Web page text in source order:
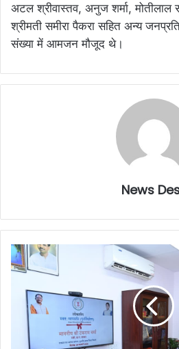
अटल श्रीवास्तव, अनुज शर्मा, मोतीलाल
श्रीमती समीरा पैकरा सहित अन्य
संख्या में आमजन मौजूद थे।
News